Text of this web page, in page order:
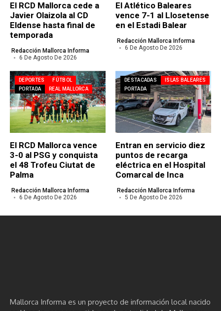
El RCD Mallorca cede a
Javier Olaizola al CD
Eldense hasta final de
temporada
Redacción Mallorca Informa
6 De Agosto De 2026
El Atlético Baleares
vence 7-1 al Llosetense
en el Estadi Balear
Redacción Mallorca Informa
6 De Agosto De 2026
DEPORTES
FÚTBOL
PORTADA
REAL MALLORCA
El RCD Mallorca vence
3-0 al PSG y conquista
el 48 Trofeu Ciutat de
Palma
Redacción Mallorca Informa
6 De Agosto De 2026
DESTACADAS
ISLAS BALEARES
PORTADA
Entran en servicio diez
puntos de recarga
eléctrica en el Hospital
Comarcal de Inca
Redacción Mallorca Informa
5 De Agosto De 2026
Mallorca Informa es un proyecto de información local nacido